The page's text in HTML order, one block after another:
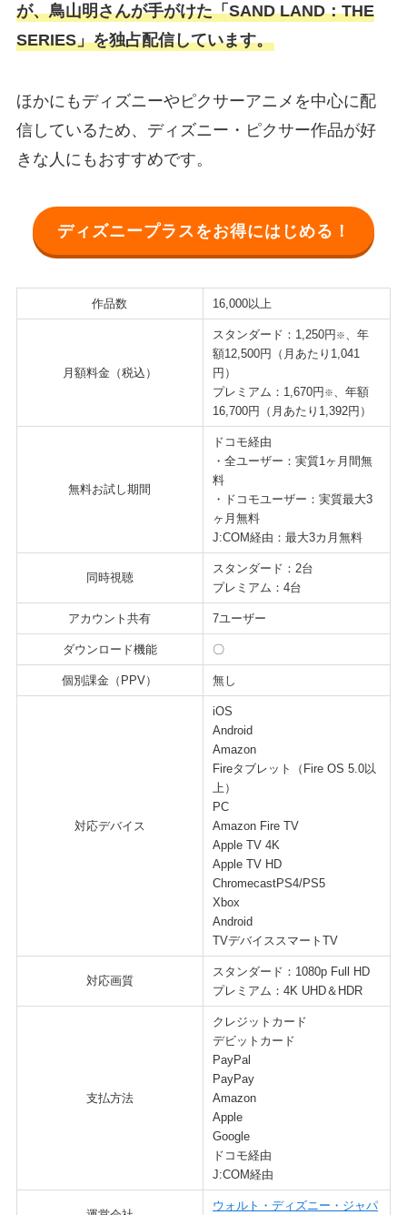
が、鳥山明さんが手がけた「SAND LAND：THE
SERIES」を独占配信しています。
ほかにもディズニーやピクサーアニメを中心に配
信しているため、ディズニー・ピクサー作品が好
きな人にもおすすめです。
ディズニープラスをお得にはじめる！
作品数 16,000以上
月額料金（税込）
スタンダード：1,250円 ※、年
額12,500円（月あたり1,041
円）
プレミアム：1,670円 ※、年額
16,700円（月あたり1,392円）
無料お試し期間
ドコモ経由
・全ユーザー：実質1ヶ月間無
料
・ドコモユーザー：実質最大3
ヶ月無料
J:COM経由：最大3カ月無料
同時視聴
スタンダード：2台
プレミアム：4台
アカウント共有 7ユーザー
ダウンロード機能 〇
個別課金（PPV） 無し
対応デバイス
iOS
Android
Amazon
Fireタブレット（Fire OS 5.0以
上）
PC
Amazon Fire TV
Apple TV 4K
Apple TV HD
ChromecastPS4/PS5
Xbox
Android
TVデバイススマートTV
対応画質
スタンダード：1080p Full HD
プレミアム：4K UHD＆HDR
支払方法
クレジットカード
デビットカード
PayPal
PayPay
Amazon
Apple
Google
ドコモ経由
J:COM経由
ウォルト・ディズニー・ジャパ